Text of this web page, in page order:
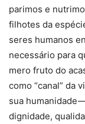
parimos e
filhotes da
seres humanos
necessário para
mero fruto do
como “canal” da
sua humanidade
dignidade,